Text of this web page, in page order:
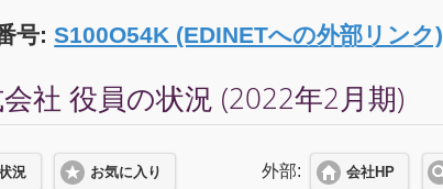
号:S100O54K (EDINETへの外部リンク)
社 役員の状況 (2022年2月期)
況 お気に入り 外部: 会社HP